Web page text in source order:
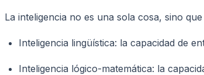
La inteligencia no es una sola cosa, sino
Inteligencia lingüística: la capacidad de
Inteligencia lógico-matemática: la